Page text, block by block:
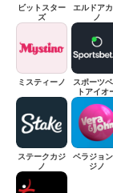
ビットスター
ズ
エルドア
ノ
ミスティーノ
スポーツ
トアイオ
ステークカジ
ノ
ベラジョ
ジノ